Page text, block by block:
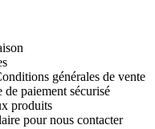
générales de vente
de paiement sécurisé
produits
pour nous contacter